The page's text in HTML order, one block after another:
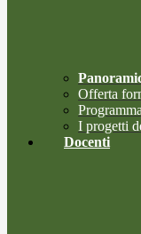
Offerta
I progetti
Docenti